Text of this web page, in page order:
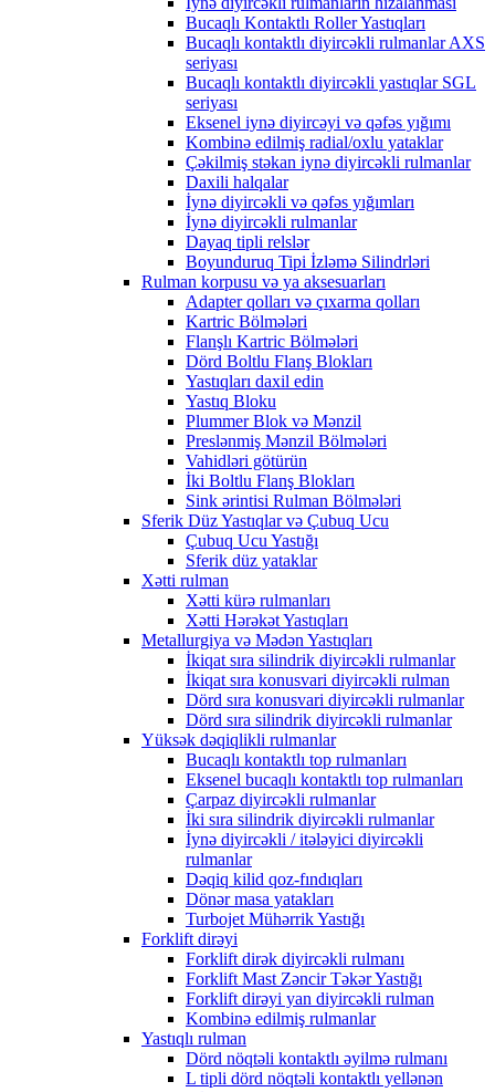
Bucaqlı Kontaktlı Roller Yastıqları
Bucaqlı kontaktlı diyircəkli rulmanlar AXS
seriyası
Bucaqlı kontaktlı diyircəkli yastıqlar SGL
seriyası
Eksenel iynə diyircəyi və qəfəs yığımı
Kombinə edilmiş radial/oxlu yataklar
Çəkilmiş stəkan iynə diyircəkli rulmanlar
Daxili halqalar
İynə diyircəkli və qəfəs yığımları
İynə diyircəkli rulmanlar
Dayaq tipli relslər
Boyunduruq Tipi İzləmə Silindrləri
Rulman korpusu və ya aksesuarları
Adapter qolları və çıxarma qolları
Kartric Bölmələri
Flanşlı Kartric Bölmələri
Dörd Boltlu Flanş Blokları
Yastıqları daxil edin
Yastıq Bloku
Plummer Blok və Mənzil
Preslənmiş Mənzil Bölmələri
Vahidləri götürün
İki Boltlu Flanş Blokları
Sink ərintisi Rulman Bölmələri
Sferik Düz Yastıqlar və Çubuq Ucu
Çubuq Ucu Yastığı
Sferik düz yataklar
Xətti rulman
Xətti kürə rulmanları
Xətti Hərəkət Yastıqları
Metallurgiya və Mədən Yastıqları
İkiqat sıra silindrik diyircəkli rulmanlar
İkiqat sıra konusvari diyircəkli rulman
Dörd sıra konusvari diyircəkli rulmanlar
Dörd sıra silindrik diyircəkli rulmanlar
Yüksək dəqiqlikli rulmanlar
Bucaqlı kontaktlı top rulmanları
Eksenel bucaqlı kontaktlı top rulmanları
Çarpaz diyircəkli rulmanlar
İki sıra silindrik diyircəkli rulmanlar
İynə diyircəkli / itələyici diyircəkli
rulmanlar
Dəqiq kilid qoz-fındıqları
Dönər masa yatakları
Turbojet Mühərrik Yastığı
Forklift dirəyi
Forklift dirək diyircəkli rulmanı
Forklift Mast Zəncir Təkər Yastığı
Forklift dirəyi yan diyircəkli rulman
Kombinə edilmiş rulmanlar
Yastıqlı rulman
Dörd nöqtəli kontaktlı əyilmə rulmanı
L tipli dörd nöqtəli kontaktlı yellənən